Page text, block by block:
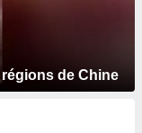
de Chine